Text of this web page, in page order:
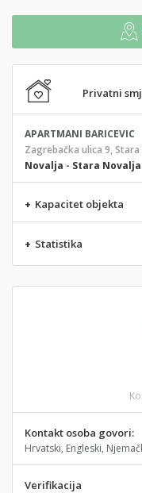
Privatni
APARTMANI BARICEVIC
Zagrebačka ulica 9,
Novalja - Stara Novalja
+ Kapacitet objekta
+ Statistika
Kontakt osoba govori:
Hrvatski, Engleski,
Verifikacija